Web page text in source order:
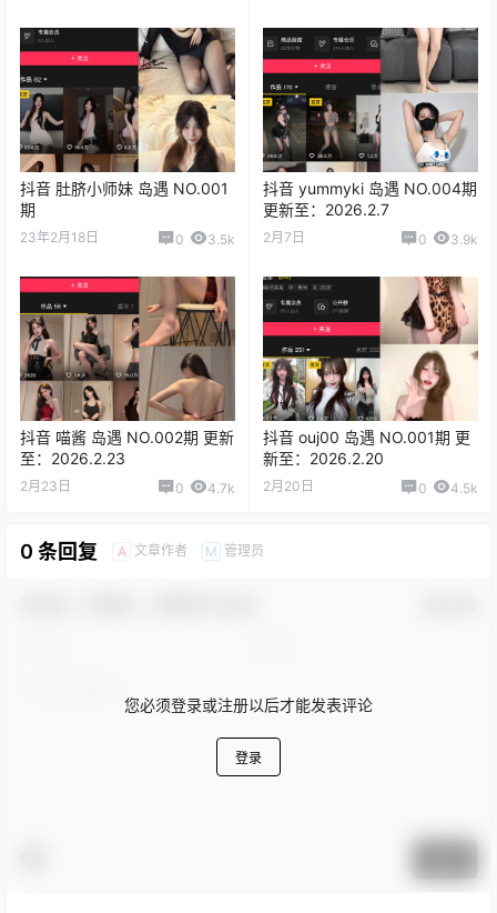
抖音 肚脐小师妹 岛遇 NO.001
期
23年2月18日 0 3.5k
抖音 yummyki 岛遇 NO.004期
更新至：2026.2.7
2月7日 0 3.9k
抖音 喵酱 岛遇 NO.002期 更新
至：2026.2.23
2月23日 0 4.7k
抖音 ouj00 岛遇 NO.001期 更
新至：2026.2.20
2月20日 0 4.5k
0 条回复 A 文章作者 M 管理员
您必须登录或注册以后才能发表评论
登录